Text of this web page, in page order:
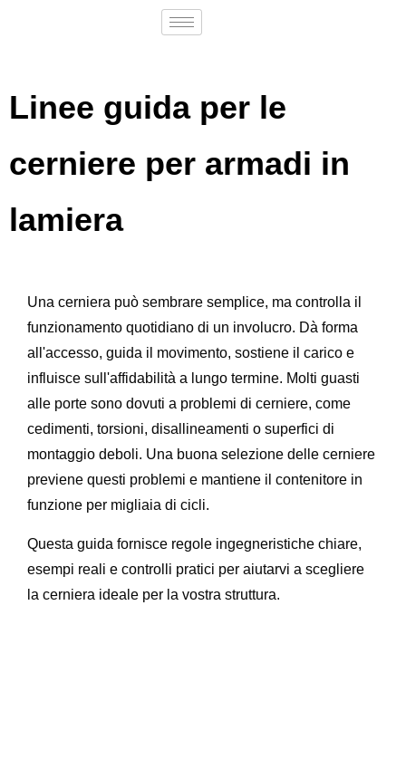
Linee guida per le
cerniere per armadi in
lamiera
Una cerniera può sembrare semplice, ma controlla il
funzionamento quotidiano di un involucro. Dà forma
all'accesso, guida il movimento, sostiene il carico e
influisce sull'affidabilità a lungo termine. Molti guasti
alle porte sono dovuti a problemi di cerniere, come
cedimenti, torsioni, disallineamenti o superfici di
montaggio deboli. Una buona selezione delle cerniere
previene questi problemi e mantiene il contenitore in
funzione per migliaia di cicli.
Questa guida fornisce regole ingegneristiche chiare,
esempi reali e controlli pratici per aiutarvi a scegliere
la cerniera ideale per la vostra struttura.